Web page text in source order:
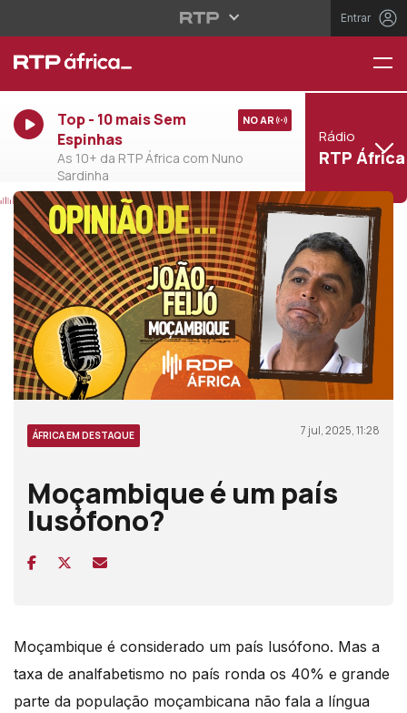
Entrar
Top - 10 mais Sem
Espinhas
As 10+ da RTP África com Nuno
Sardinha
NO AR
Rádio
RTP África
ÁFRICA EM DESTAQUE 7 jul, 2025, 11:28
Moçambique é um país
lusófono?
Moçambique é considerado um país lusófono. Mas a
taxa de analfabetismo no país ronda os 40% e grande
parte da população moçambicana não fala a língua